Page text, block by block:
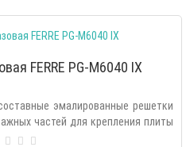
FERRE PG-M6040 IX
эмалированные решетки
частей для крепления плиты